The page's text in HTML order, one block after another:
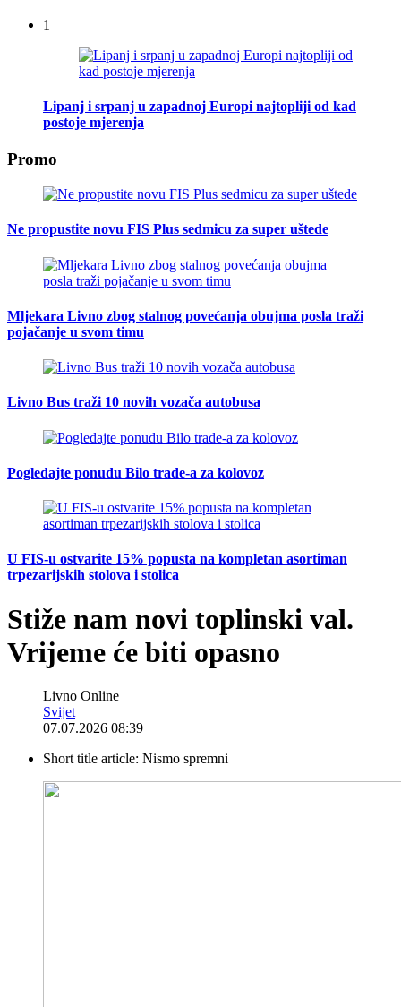
1
Lipanj i srpanj u zapadnoj Europi najtopliji od kad
postoje mjerenja
Promo
Ne propustite novu FIS Plus sedmicu za super uštede
Mljekara Livno zbog stalnog povećanja obujma posla traži
pojačanje u svom timu
Livno Bus traži 10 novih vozača autobusa
Pogledajte ponudu Bilo trade-a za kolovoz
U FIS-u ostvarite 15% popusta na kompletan asortiman
trpezarijskih stolova i stolica
Stiže nam novi toplinski val.
Vrijeme će biti opasno
Livno Online
Svijet
07.07.2026 08:39
Short title article: Nismo spremni